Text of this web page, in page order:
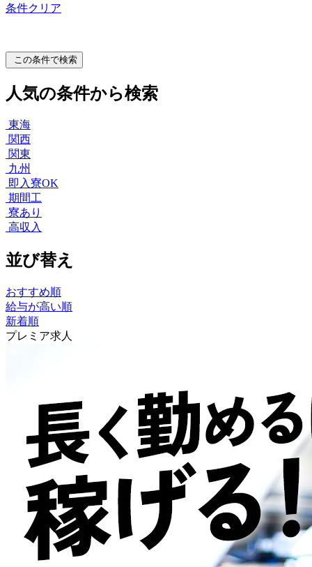
条件クリア
この条件で検索
人気の条件から検索
東海
関西
関東
九州
即入寮OK
期間工
寮あり
高収入
並び替え
おすすめ順
給与が高い順
新着順
プレミア求人